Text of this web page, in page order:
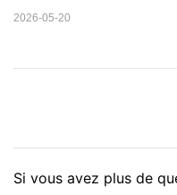
2026-05-20
Si vous avez plus de